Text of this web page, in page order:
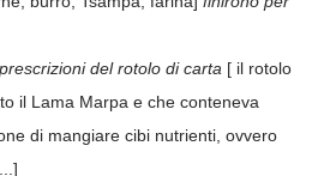
del rotolo di carta [ il rotolo
il Lama Marpa e che conteneva
di mangiare cibi nutrienti, ovvero